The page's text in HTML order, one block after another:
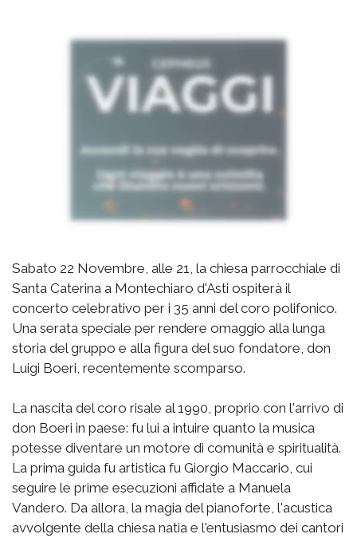
Sabato 22 Novembre, alle 21, la chiesa parrocchiale di
Santa Caterina a Montechiaro d'Asti ospiterà il
concerto celebrativo per i 35 anni del coro polifonico.
Una serata speciale per rendere omaggio alla lunga
storia del gruppo e alla figura del suo fondatore, don
Luigi Boeri, recentemente scomparso.
La nascita del coro risale al 1990, proprio con l'arrivo di
don Boeri in paese: fu lui a intuire quanto la musica
potesse diventare un motore di comunità e spiritualità.
La prima guida fu artistica fu Giorgio Maccario, cui
seguire le prime esecuzioni affidate a Manuela
Vandero. Da allora, la magia del pianoforte, l'acustica
avvolgente della chiesa natia e l'entusiasmo dei cantori